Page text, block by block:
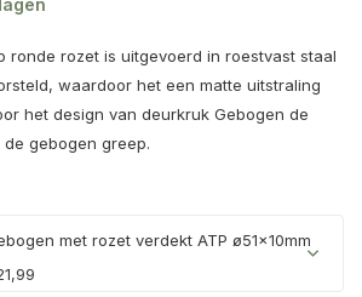
ronde rozet is uitgevoerd in roestvast staal
waardoor het een matte uitstraling
het design van deurkruk Gebogen de
gebogen greep.
met rozet verdekt ATP ø51x10mm